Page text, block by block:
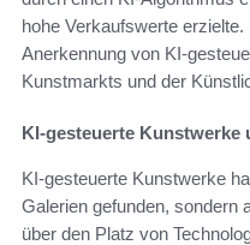
hohe Verkaufswerte
Anerkennung von KI-
Kunstmarkts und der
KI-gesteuerte Kunstwerke
KI-gesteuerte Kunstwerke
Galerien gefunden, sondern
über den Platz von